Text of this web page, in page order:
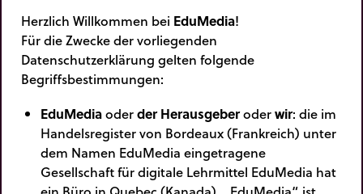
Herzlich Willkommen bei EduMedia!
Für die Zwecke der vorliegenden
Datenschutzerklärung gelten folgende
Begriffsbestimmungen:
EduMediaoderder Herausgeberoderwir: die im
Handelsregister von Bordeaux (Frankreich) unter
dem Namen EduMedia eingetragene
Gesellschaft für digitale Lehrmittel EduMedia hat